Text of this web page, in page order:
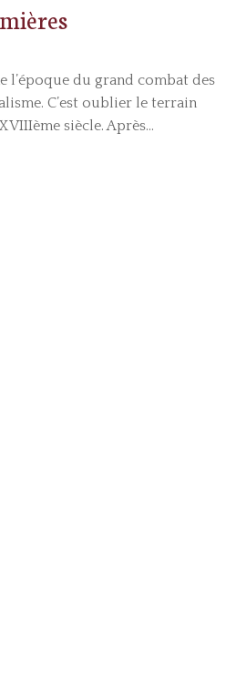
l’époque du grand combat des
C’est oublier le terrain
siècle. Après...